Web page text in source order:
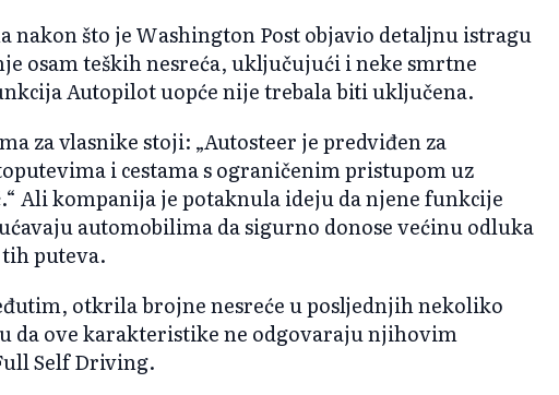
nakon što je Washington Post objavio detaljnu istragu
osam teških nesreća, uključujući i neke smrtne
Autopilot uopće nije trebala biti uključena.
za vlasnike stoji: „Autosteer je predviđen za
i cestama s ograničenim pristupom uz
Ali kompanija je potaknula ideju da njene funkcije
automobilima da sigurno donose većinu odluka
puteva.
otkrila brojne nesreće u posljednjih nekoliko
da ove karakteristike ne odgovaraju njihovim
Self Driving.